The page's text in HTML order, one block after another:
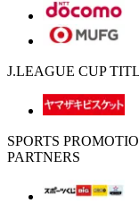
J.LEAGUE CUP
SPORTS
PARTNERS